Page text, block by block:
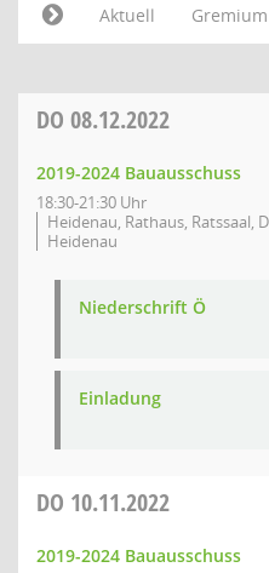
Aktuell
DO 08.12.2022
2019-2024 Bauausschuss
18:30-21:30 Uhr
Heidenau, Rathaus, Ratssaal,
Heidenau
Niederschrift Ö
Einladung
DO 10.11.2022
2019-2024 Bauausschuss